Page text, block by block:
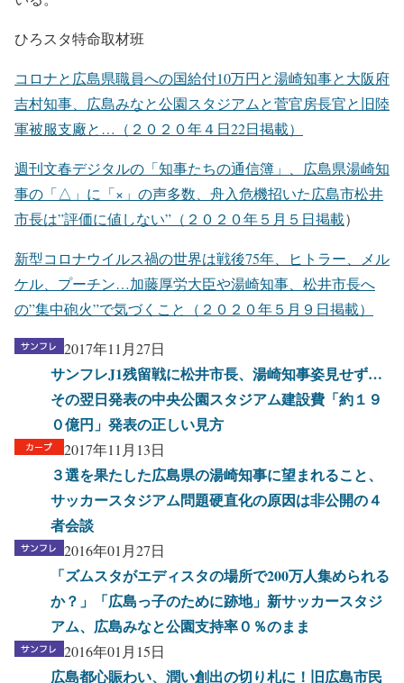
ひろスタ特命取材班
コロナと広島県職員への国給付10万円と湯崎知事と大阪府
吉村知事、広島みなと公園スタジアムと菅官房長官と旧陸
軍被服支廠と…（２０２０年４日22日掲載）
週刊文春デジタルの「知事たちの通信簿」、広島県湯崎知
事の「△」に「×」の声多数、舟入危機招いた広島市松井
市長は”評価に値しない”（２０２０年５月５日掲載）
新型コロナウイルス禍の世界は戦後75年、ヒトラー、メル
ケル、プーチン…加藤厚労大臣や湯崎知事、松井市長へ
の”集中砲火”で気づくこと（２０２０年５月９日掲載）
2017年11月27日
サンフレJ1残留戦に松井市長、湯崎知事姿見せず…
その翌日発表の中央公園スタジアム建設費「約１９
０億円」発表の正しい見方
2017年11月13日
３選を果たした広島県の湯崎知事に望まれること、
サッカースタジアム問題硬直化の原因は非公開の４
者会談
2016年01月27日
「ズムスタがエディスタの場所で200万人集められる
か？」「広島っ子のために跡地」新サッカースタジ
アム、広島みなと公園支持率０％のまま
2016年01月15日
広島都心賑わい、潤い創出の切り札に！旧広島市民